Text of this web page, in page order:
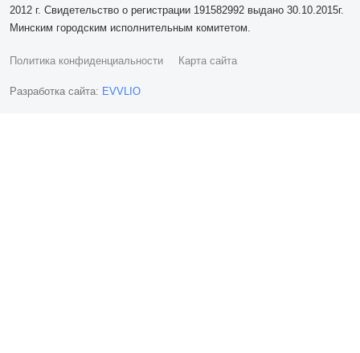
2012 г. Свидетельство о регистрации 191582992 выдано 30.10.2015г.
Минским городским исполнительным комитетом.
Политика конфиденциальности Карта сайта
Разработка сайта: EVVLIO